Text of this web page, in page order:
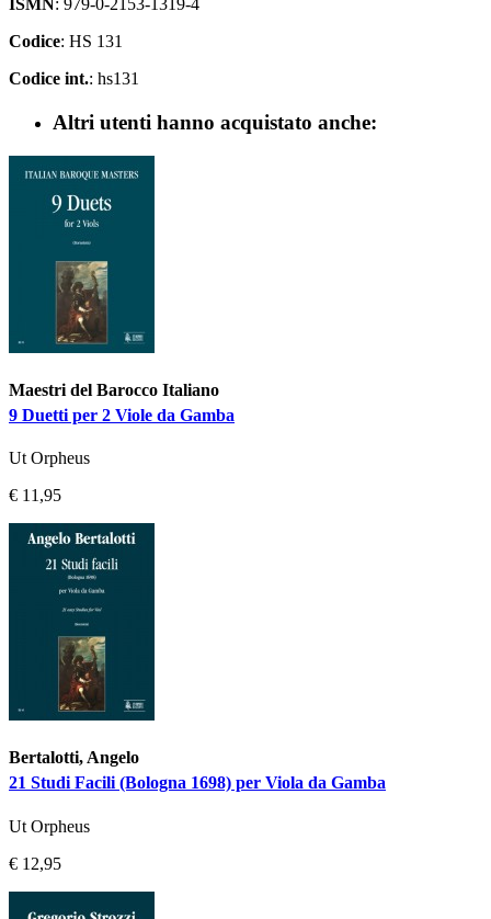
ISMN : 979-0-2153-1319-4
Codice: HS 131
Codice int.: hs131
Altri utenti hanno acquistato anche:
Maestri del Barocco Italiano
9 Duetti per 2 Viole da Gamba
Ut Orpheus
€ 11,95
Bertalotti, Angelo
21 Studi Facili (Bologna 1698) per Viola da Gamba
Ut Orpheus
€ 12,95